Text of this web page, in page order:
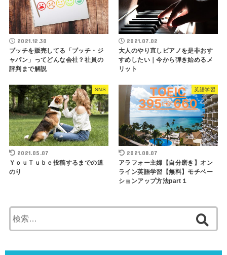
2021.12.30
ブッチを販売してる「ブッチ・ジ
ャパン」ってどんな会社？社員の
評判まで解説
2021.07.02
大人のやり直しピアノを是非おす
すめしたい｜今から弾き始めるメ
リット
SNS
2021.05.07
ＹｏｕＴｕｂｅ投稿するまでの道
のり
英語学習
2021.08.07
アラフォー主婦【自分磨き】オン
ライン英語学習【無料】モチベー
ションアップ方法part１
索: